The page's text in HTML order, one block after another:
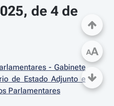
de 4 de
- Gabinete
de Estado Adjunto e
Parlamentares
AA